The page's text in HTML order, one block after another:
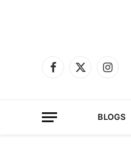
Facebook
X
BLOGS